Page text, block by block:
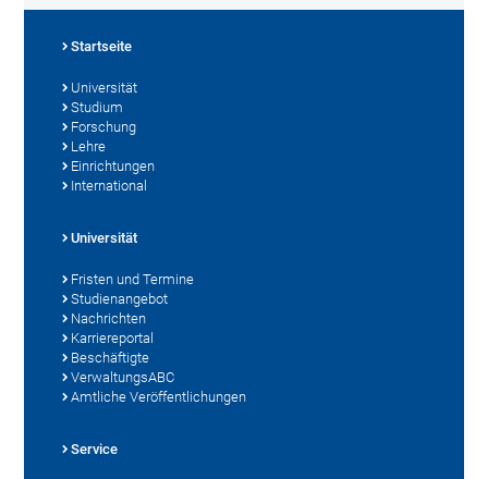
Startseite
Universität
Studium
Forschung
Lehre
Einrichtungen
International
Universität
Fristen und Termine
Studienangebot
Nachrichten
Karriereportal
Beschäftigte
VerwaltungsABC
Amtliche Veröffentlichungen
Service